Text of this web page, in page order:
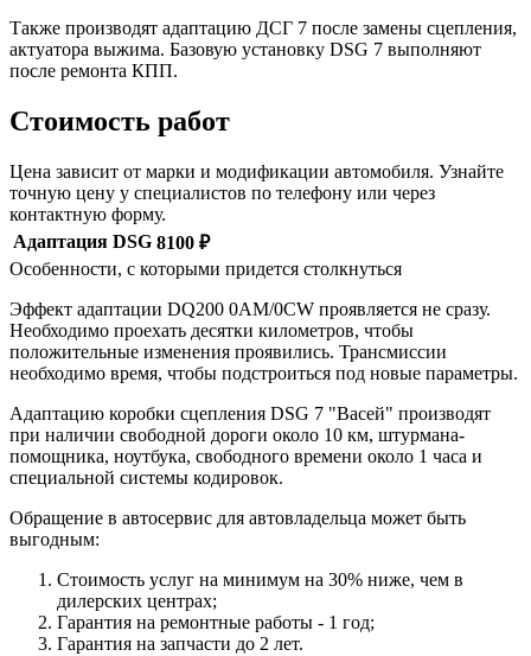
Также производят адаптацию ДСГ 7 после замены сцепления,
актуатора выжима. Базовую установку DSG 7 выполняют
после ремонта КПП.
Стоимость работ
Цена зависит от марки и модификации автомобиля. Узнайте
точную цену у специалистов по телефону или через
контактную форму.
Адаптация DSG 8100 ₽
Особенности, с которыми придется столкнуться
Эффект адаптации DQ200 0AM/0CW проявляется не сразу.
Необходимо проехать десятки километров, чтобы
положительные изменения проявились. Трансмиссии
необходимо время, чтобы подстроиться под новые параметры.
Адаптацию коробки сцепления DSG 7 "Васей" производят
при наличии свободной дороги около 10 км, штурмана-
помощника, ноутбука, свободного времени около 1 часа и
специальной системы кодировок.
Обращение в автосервис для автовладельца может быть
выгодным:
Стоимость услуг на минимум на 30% ниже, чем в
дилерских центрах;
Гарантия на ремонтные работы - 1 год;
Гарантия на запчасти до 2 лет.